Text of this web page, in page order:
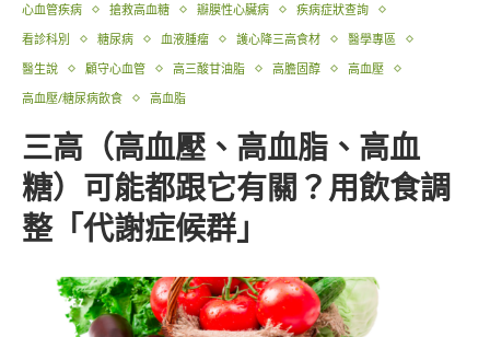
心血管疾病
搶救高血糖 瓣膜性心臟病
疾病症狀查詢
看診科別
糖尿病 血液腫瘤 護心降三高食材
醫學專區
醫生說
顧守心血管 高三酸甘油脂 高膽固醇
高血壓
高血壓/糖尿病飲食
高血脂
三高（高血壓、高血脂、高血
糖）可能都跟它有關？用飲食調
整「代謝症候群」